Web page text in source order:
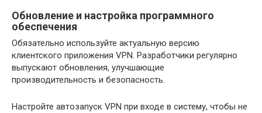
Обновление и настройка программного
обеспечения
Обязательно используйте актуальную версию
клиентского приложения VPN. Разработчики регулярно
выпускают обновления, улучшающие
производительность и безопасность.
Настройте автозапуск VPN при входе в систему, чтобы не